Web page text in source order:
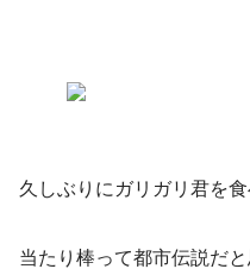
久しぶりにガリガリ君を食
当たり棒って都市伝説だ